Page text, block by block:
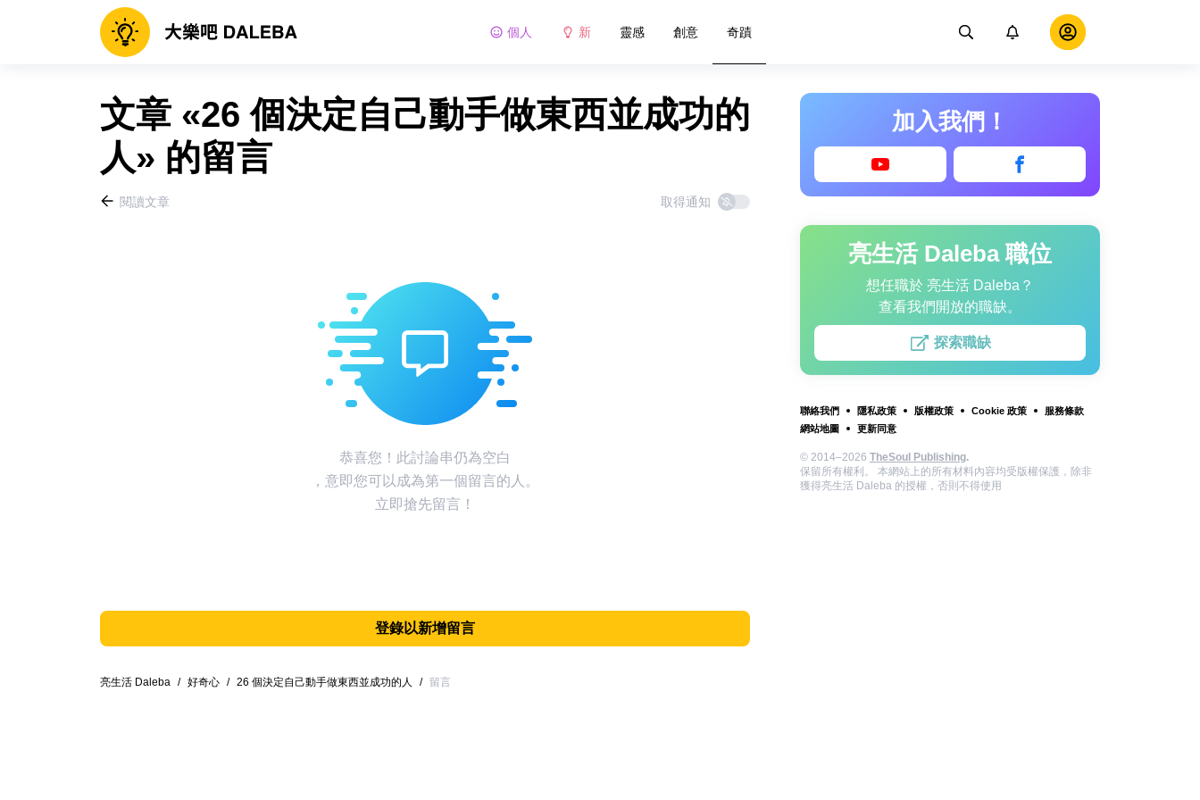
個人 新 靈感 創意 奇蹟
加入我們！
亮生活 Daleba 職位
想任職於 亮生活 Daleba？
查看我們開放的職缺。
探索職缺
聯絡我們 隱私政策 版權政策 Cookie 政策
服務條款
網站地圖
更新同意
© 2014–2026 TheSoul Publishing.
保留所有權利。 本網站上的所有材料內容均受版權保護，除非
獲得亮生活 Daleba 的授權，否則不得使用
文章 «26 個決定自己動手做東西並成功的
人» 的留言
閱讀文章 取得通知
恭喜您！此討論串仍為空白
，意即您可以成為第一個留言的人。
立即搶先留言！
登錄以新增留言
亮生活 Daleba / 好奇心 / 26 個決定自己動手做東西並成功的人 / 留言